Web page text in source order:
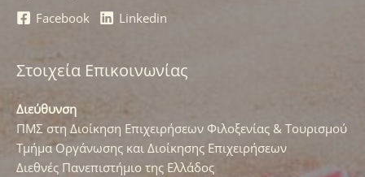
Facebook Linkedin
Στοιχεία Επικοινωνίας
Διεύθυνση
ΠΜΣ στη Διοίκηση Επιχειρήσεων Φιλοξενίας & Τουρισμού
Τμήμα Οργάνωσης και Διοίκησης Επιχειρήσεων
Διεθνές Πανεπιστήμιο της Ελλάδος